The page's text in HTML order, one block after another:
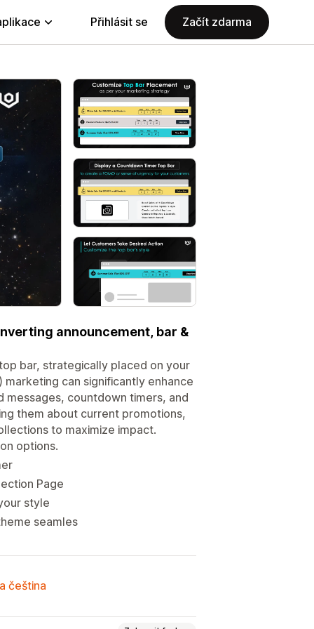
Přihlásit se Začít zdarma
announcement, bar &
bar, strategically placed on your
can significantly enhance
countdown timers, and
them about current promotions,
to maximize impact.
options.
Page
style
seamles
čeština